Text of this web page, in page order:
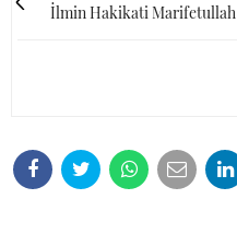
İlmin Hakikati Marifetullah